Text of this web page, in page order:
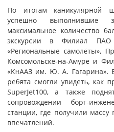
По итогам каникулярной
успешно выполнившие
максимальное количество
экскурсии в Филиал ПАО
«Региональные самолёты»,
Комсомольске-на-Амуре и
«КнААЗ им. Ю. А. Гагарина».
ребята смогли увидеть, как
SuperJet100, а также
сопровождении борт-
станции, где получили
впечатлений.